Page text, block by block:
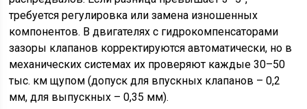
требуется регулировка или замена изношенных
компонентов. В двигателях с гидрокомпенсаторами
зазоры клапанов корректируются автоматически, но в
механических системах их проверяют каждые 30–50
тыс. км щупом (допуск для впускных клапанов – 0,2
мм, для выпускных – 0,35 мм).